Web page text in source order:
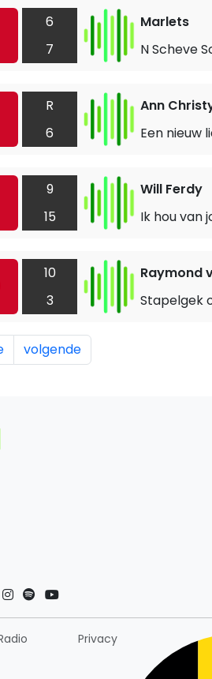
6
7
Marlets
N Scheve
R
6
Ann
Een nieuw
9
15
Will Ferdy
Ik hou van
10
3
Raymond
Stapelgek
volgende
PrivacyLandkeuze